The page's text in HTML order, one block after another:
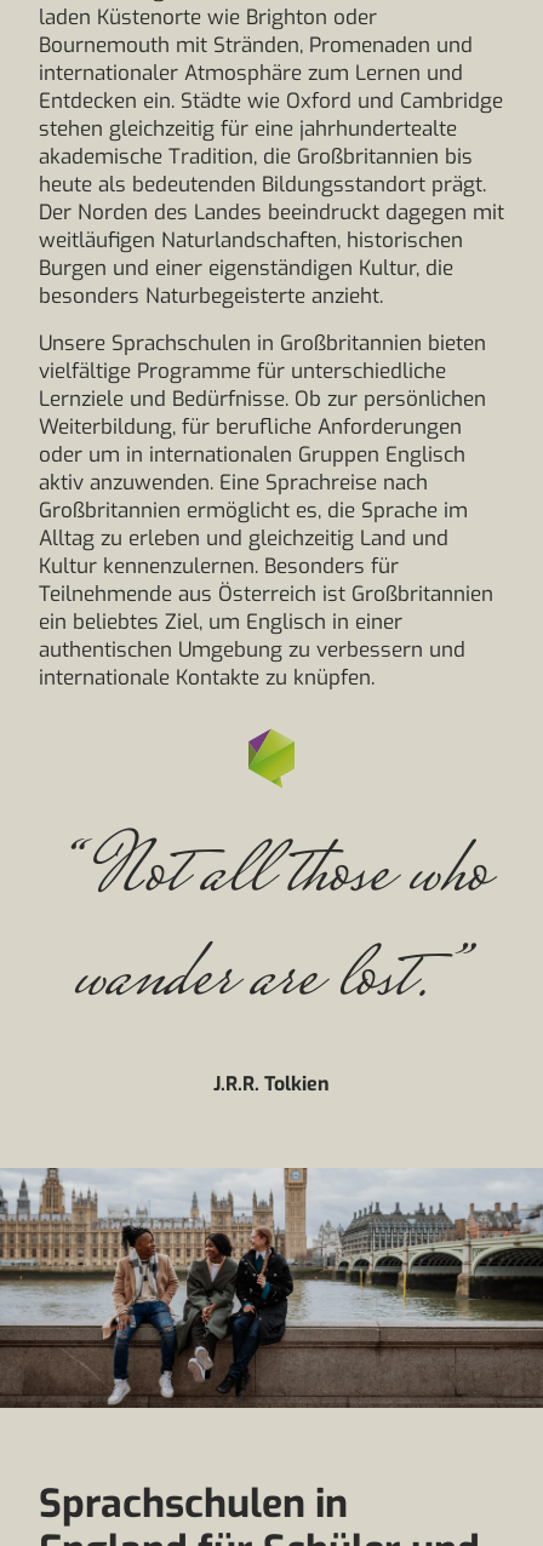
laden Küstenorte wie Brighton oder
Bournemouth mit Stränden, Promenaden und
internationaler Atmosphäre zum Lernen und
Entdecken ein. Städte wie Oxford und Cambridge
stehen gleichzeitig für eine jahrhundertealte
akademische Tradition, die Großbritannien bis
heute als bedeutenden Bildungsstandort prägt.
Der Norden des Landes beeindruckt dagegen mit
weitläufigen Naturlandschaften, historischen
Burgen und einer eigenständigen Kultur, die
besonders Naturbegeisterte anzieht.
Unsere Sprachschulen in Großbritannien bieten
vielfältige Programme für unterschiedliche
Lernziele und Bedürfnisse. Ob zur persönlichen
Weiterbildung, für berufliche Anforderungen
oder um in internationalen Gruppen Englisch
aktiv anzuwenden. Eine Sprachreise nach
Großbritannien ermöglicht es, die Sprache im
Alltag zu erleben und gleichzeitig Land und
Kultur kennenzulernen. Besonders für
Teilnehmende aus Österreich ist Großbritannien
ein beliebtes Ziel, um Englisch in einer
authentischen Umgebung zu verbessern und
internationale Kontakte zu knüpfen.
“Not all those who
wander are lost.”
J.R.R. Tolkien
Sprachschulen in